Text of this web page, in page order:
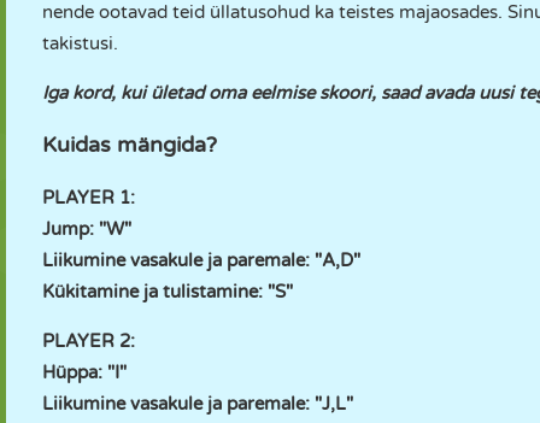
nende ootavad teid üllatusohud ka teistes majaosades.
takistusi.
Iga kord, kui ületad oma eelmise skoori, saad avada uusi
Kuidas mängida?
PLAYER 1:
Jump: "W"
Liikumine vasakule ja paremale: "A,D"
Kükitamine ja tulistamine: "S"
PLAYER 2:
Hüppa: "I"
Liikumine vasakule ja paremale: "J,L"